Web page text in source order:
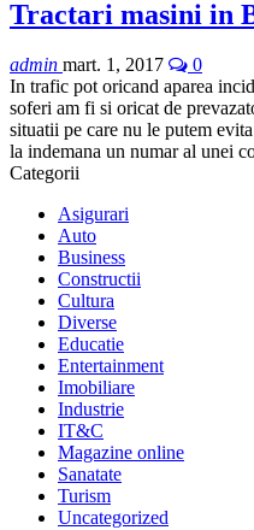
Tractari masini in
admin mart. 1, 2017
0
In trafic pot oricand aparea
soferi am fi si oricat de
situatii pe care nu le putem
la indemana un numar al unei
Categorii
Asigurari
Auto
Business
Constructii
Cultura
Diverse
Educatie
Entertainment
Imobiliare
Industrie
IT&C
Magazine online
Sanatate
Turism
Uncategorized